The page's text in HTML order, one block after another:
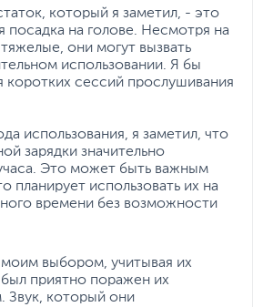
который я заметил, - это
посадка на голове. Несмотря на
они могут вызвать
использовании. Я бы
коротких сессий прослушивания
использования, я заметил, что
зарядки значительно
Это может быть важным
планирует использовать их на
времени без возможности
выбором, учитывая их
приятно поражен их
Звук, который они